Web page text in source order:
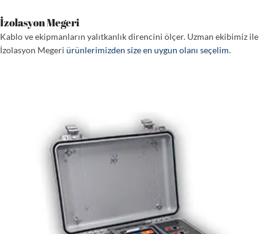
İzolasyon Megeri
Kablo ve ekipmanların yalıtkanlık direncini ölçer. Uzman ekibimiz ile
İzolasyon Megeri ürünlerimizden size en uygun olanı seçelim.